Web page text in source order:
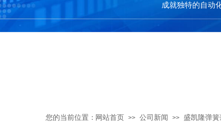
成就独特的自动
网站首页 >> 公司新闻 >> 盛凯隆弹
您的当前位置：